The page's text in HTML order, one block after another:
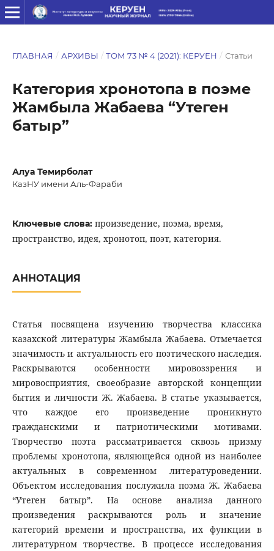
ГЛАВНАЯ / АРХИВЫ / ТОМ 73 № 4 (2021): КЕРУЕН / Статьи
Категория хронотопа в поэме
Жамбыла Жабаева “Утеген
батыр”
Алуа Темирболат
КазНУ имени Аль-Фараби
Ключевые слова: произведение, поэма, время,
пространство, идея, хронотоп, поэт, категория.
АННОТАЦИЯ
Статья посвящена изучению творчества классика
казахской литературы Жамбыла Жабаева. Отмечается
значимость и актуальность его поэтического наследия.
Раскрываются особенности мировоззрения и
мировосприятия, своеобразие авторской концепции
бытия и личности Ж. Жабаева. В статье указывается,
что каждое его произведение проникнуто
гражданскими и патриотическими мотивами.
Творчество поэта рассматривается сквозь призму
проблемы хронотопа, являющейся одной из наиболее
актуальных в современном литературоведении.
Объектом исследования послужила поэма Ж. Жабаева
“Утеген батыр”. На основе анализа данного
произведения раскрываются роль и значение
категорий времени и пространства, их функции в
литературном творчестве. В процессе исследования